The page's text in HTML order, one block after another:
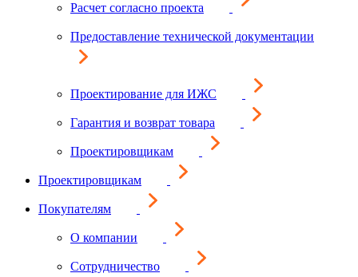
Расчет согласно проекта
Предоставление технической документации
Проектирование для ИЖС
Гарантия и возврат товара
Проектировщикам
Проектировщикам
Покупателям
О компании
Сотрудничество